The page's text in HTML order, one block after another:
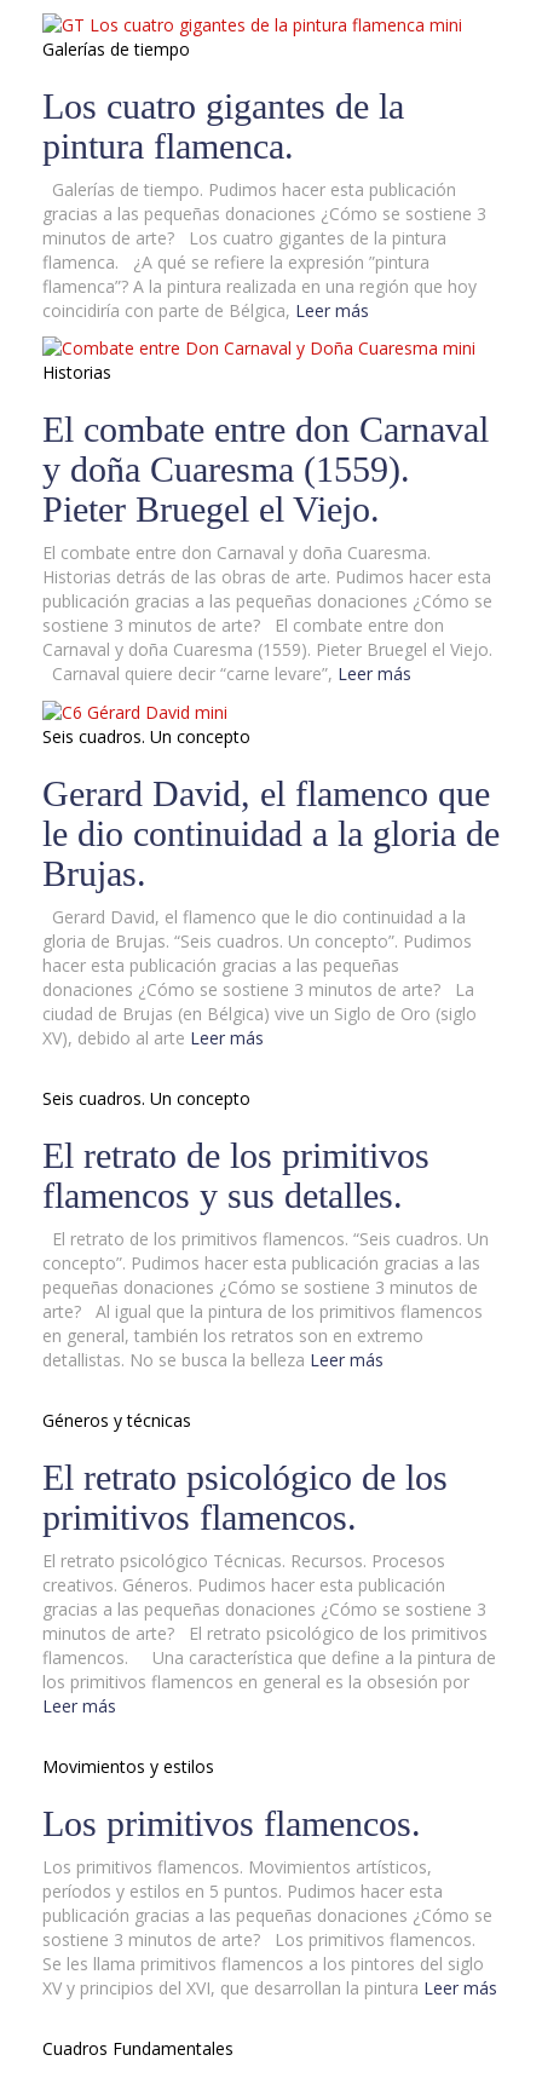
Galerías de tiempo
Los cuatro gigantes de la
pintura flamenca.
Galerías de tiempo. Pudimos hacer esta publicación
gracias a las pequeñas donaciones ¿Cómo se sostiene 3
minutos de arte? Los cuatro gigantes de la pintura
flamenca. ¿A qué se refiere la expresión ”pintura
flamenca”? A la pintura realizada en una región que hoy
coincidiría con parte de Bélgica, Leer más
Historias
El combate entre don Carnaval
y doña Cuaresma (1559).
Pieter Bruegel el Viejo.
El combate entre don Carnaval y doña Cuaresma.
Historias detrás de las obras de arte. Pudimos hacer esta
publicación gracias a las pequeñas donaciones ¿Cómo se
sostiene 3 minutos de arte? El combate entre don
Carnaval y doña Cuaresma (1559). Pieter Bruegel el Viejo.
Carnaval quiere decir “carne levare”, Leer más
Seis cuadros. Un concepto
Gerard David, el flamenco que
le dio continuidad a la gloria de
Brujas.
Gerard David, el flamenco que le dio continuidad a la
gloria de Brujas. “Seis cuadros. Un concepto”. Pudimos
hacer esta publicación gracias a las pequeñas
donaciones ¿Cómo se sostiene 3 minutos de arte? La
ciudad de Brujas (en Bélgica) vive un Siglo de Oro (siglo
XV), debido al arte Leer más
Seis cuadros. Un concepto
El retrato de los primitivos
flamencos y sus detalles.
El retrato de los primitivos flamencos. “Seis cuadros. Un
concepto”. Pudimos hacer esta publicación gracias a las
pequeñas donaciones ¿Cómo se sostiene 3 minutos de
arte? Al igual que la pintura de los primitivos flamencos
en general, también los retratos son en extremo
detallistas. No se busca la belleza Leer más
Géneros y técnicas
El retrato psicológico de los
primitivos flamencos.
El retrato psicológico Técnicas. Recursos. Procesos
creativos. Géneros. Pudimos hacer esta publicación
gracias a las pequeñas donaciones ¿Cómo se sostiene 3
minutos de arte? El retrato psicológico de los primitivos
flamencos. Una característica que define a la pintura de
los primitivos flamencos en general es la obsesión por
Leer más
Movimientos y estilos
Los primitivos flamencos.
Los primitivos flamencos. Movimientos artísticos,
períodos y estilos en 5 puntos. Pudimos hacer esta
publicación gracias a las pequeñas donaciones ¿Cómo se
sostiene 3 minutos de arte? Los primitivos flamencos.
Se les llama primitivos flamencos a los pintores del siglo
XV y principios del XVI, que desarrollan la pintura Leer más
Cuadros Fundamentales